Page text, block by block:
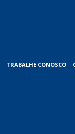
TRABALHE CONOSCO